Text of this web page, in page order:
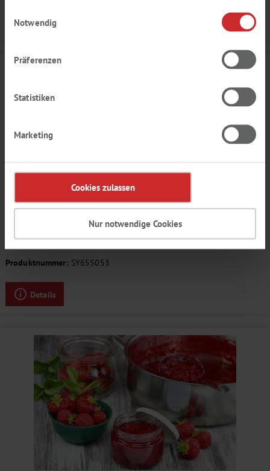
Notwendig
Präferenzen
Statistiken
Marketing
Cookies zulassen
Nur notwendige Cookies
Details
EVOSPRAY™ ERDBEER AROMA
süß, Gartenfrucht, reif, cremig
Produktnummer: SY655053
Details